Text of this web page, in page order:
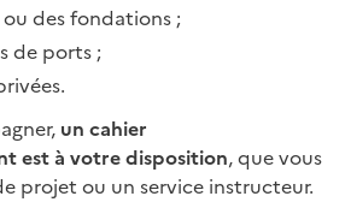
des fondations ;
de ports ;
un cahier
est à votre disposition, que vous
projet ou un service instructeur.